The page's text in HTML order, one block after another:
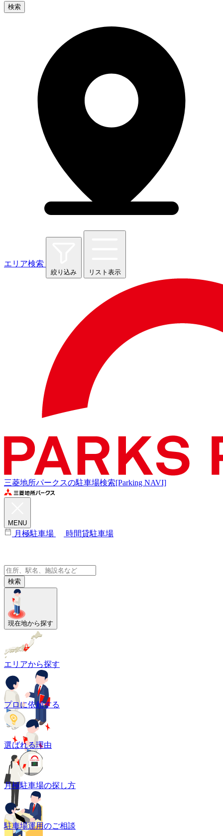
検索
エリア検索
絞り込み リスト表示
三菱地所パークスの駐車場検索[Parking NAVI]
MENU
月極駐車場 時間貸駐車場
検索
現在地から探す
エリアから探す
プロに依頼する
選ばれる理由
月極駐車場の探し方
駐車場運用のご相談